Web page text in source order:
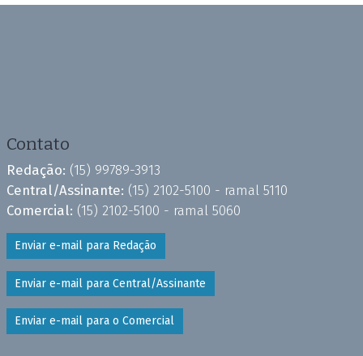
Contato
Redação: (15) 99789-3913
Central/Assinante: (15) 2102-5100 - ramal 5110
Comercial: (15) 2102-5100 - ramal 5060
Enviar e-mail para Redação
Enviar e-mail para Central/Assinante
Enviar e-mail para o Comercial